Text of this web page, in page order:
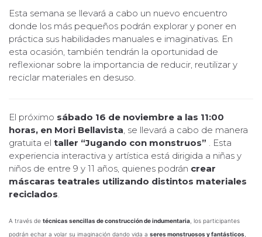
Esta semana se llevará a cabo un nuevo encuentro
donde los más pequeños podrán explorar y poner en
práctica sus habilidades manuales e imaginativas. En
esta ocasión, también tendrán la oportunidad de
reflexionar sobre la importancia de reducir, reutilizar y
reciclar materiales en desuso.
El próximo sábado 16 de noviembre a las 11:00
horas, en Mori Bellavista, se llevará a cabo de manera
gratuita el taller “Jugando con monstruos” . Esta
experiencia interactiva y artística está dirigida a niñas y
niños de entre 9 y 11 años, quienes podrán crear
máscaras teatrales utilizando distintos materiales
reciclados.
A través de técnicas sencillas de construcción de indumentaria, los participantes
podrán echar a volar su imaginación dando vida a seres monstruosos y fantásticos,